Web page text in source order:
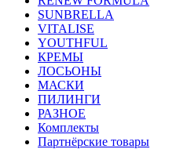
SUNBRELLA
VITALISE
YOUTHFUL
КРЕМЫ
ЛОСЬОНЫ
МАСКИ
ПИЛИНГИ
РАЗНОЕ
Комплекты
Партнёрские товары